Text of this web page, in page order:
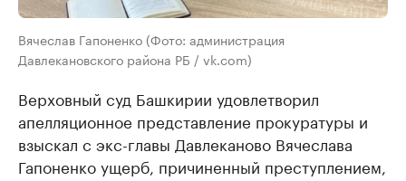
Вячеслав Гапоненко (Фото: администрация
Давлекановского района РБ / vk.com)
Верховный суд Башкирии удовлетворил
апелляционное представление прокуратуры и
взыскал с экс-главы Давлеканово Вячеслава
Гапоненко ущерб, причиненный преступлением,